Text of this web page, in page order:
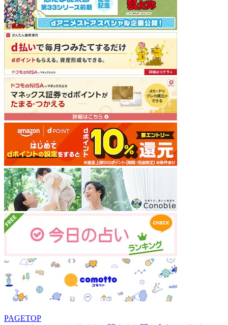
PAGETOP